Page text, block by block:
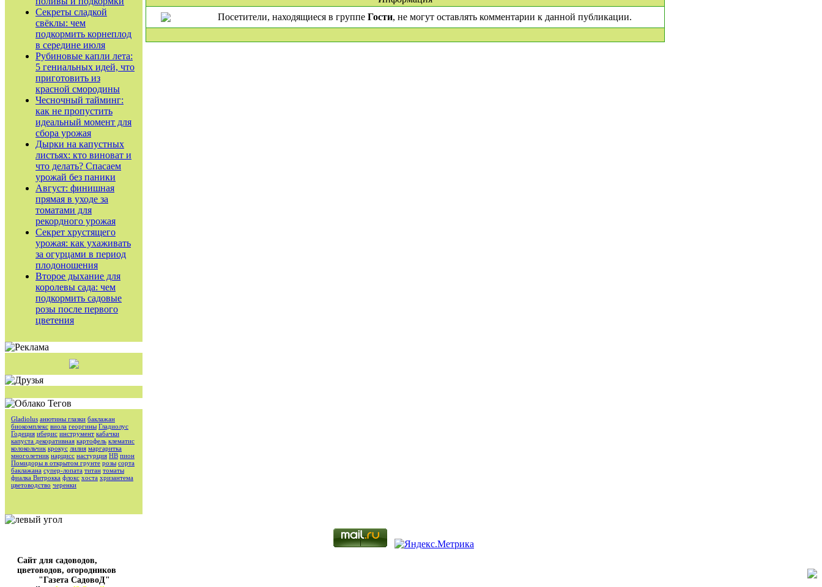
Секреты сладкой
свёклы: чем
подкормить корнеплод
в середине июля
Рубиновые капли лета:
5 гениальных идей, что
приготовить из
красной смородины
Чесночный тайминг:
как не пропустить
идеальный момент для
сбора урожая
Дырки на капустных
листьях: кто виноват и
что делать? Спасаем
урожай без паники
Август: финишная
прямая в уходе за
томатами для
рекордного урожая
Секрет хрустящего
урожая: как ухаживать
за огурцами в период
плодоношения
Второе дыхание для
королевы сада: чем
подкормить садовые
розы после первого
цветения
Gladiolus анютины глазки баклажан
биокомплекс виола георгины Гладиолус
Годеция иберис инструмент кабачки
капуста декоративная картофель клематис
колокольчик крокус лилия маргаритка
многолетник нарцисс настурция НВ пион
Помидоры в открытом грунте розы сорта
баклажана супер-лопата титан томаты
фиалка Витрокка флокс хоста хризантема
цветоводство черенки
Посетители, находящиеся в группе Гости, не могут оставлять комментарии к данной публикации.
Сайт для садоводов,
цветоводов, огородников
"Газета СадовоД"